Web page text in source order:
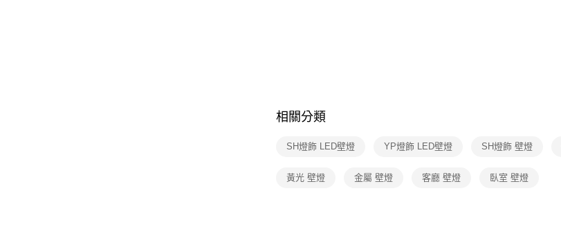
相關分類
SH燈飾 LED壁燈 YP燈飾 LED壁燈 SH燈飾 壁燈
黃光 壁燈 金屬 壁燈 客廳 壁燈 臥室 壁燈